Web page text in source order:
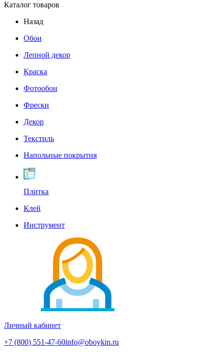
Каталог товаров
Назад
Обои
Лепной декор
Краска
Фотообои
Фрески
Декор
Текстиль
Напольные покрытия
Плитка
Клей
Инструмент
Личный кабинет
+7 (800) 551-47-60info@oboykin.ru